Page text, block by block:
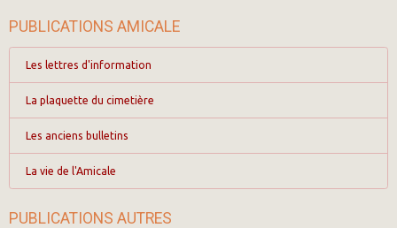
PUBLICATIONS AMICALE
Les lettres d'information
La plaquette du cimetière
Les anciens bulletins
La vie de l'Amicale
PUBLICATIONS AUTRES